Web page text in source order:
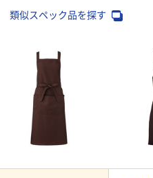
類似スペック品を探す